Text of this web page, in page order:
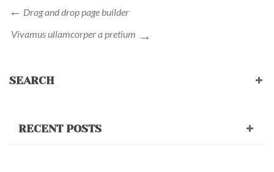
Drag and drop page builder
Vivamus ullamcorper a pretium
SEARCH
RECENT POSTS